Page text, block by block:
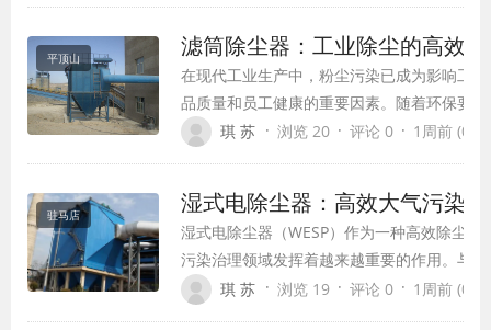
环境的污染，实现了经济效益与环境效益的
平顶山 滤筒除尘器：工业除尘的高效
在现代工业生产中，粉尘污染已成为影响工
品质量和员工健康的重要因素。随着环保要
高和工业技术的进步，滤筒除尘器作为一种
用领域及发展趋势。
琪 苏 · 浏览 20 · 评论 0 · 1周前 (07-
驻马店 湿式电除尘器：高效大气污染
湿式电除尘器（WESP）作为一种高效除尘设
污染治理领域发挥着越来越重要的作用。与
相比，湿式电除尘器在处理含湿气体、微细
琪 苏 · 浏览 19 · 评论 0 · 1周前 (07-